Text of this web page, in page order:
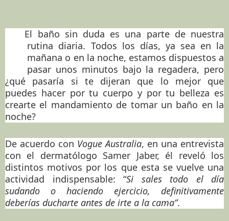
El baño sin duda es una parte de nuestra
rutina diaria. Todos los días, ya sea en la
mañana o en la noche, estamos dispuestos a
pasar unos minutos bajo la regadera, pero
¿qué pasaría si te dijeran que lo mejor que
puedes hacer por tu cuerpo y por tu belleza es
crearte el mandamiento de tomar un baño en la
noche?
De acuerdo con Vogue Australia, en una entrevista
con el dermatólogo Samer Jaber, él reveló los
distintos motivos por los que esta se vuelve una
actividad indispensable: “Si sales todo el día
sudando o haciendo ejercicio, definitivamente
deberías ducharte antes de irte a la cama”.